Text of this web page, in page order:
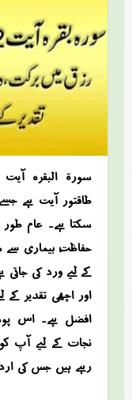
طاقتور آیت ہے
حفاظت، بیماری سے
کے لیے ورد کی
افضل ہے۔ اس
رہے ہیں جس کی